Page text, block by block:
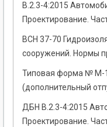
В.2.3-4:2015
Проектирование.
ВСН 37-70
сооружений. Нормы
Типовая форма № М-
(дополнительный
ДБН В.2.3-4:2015
Проектирование.